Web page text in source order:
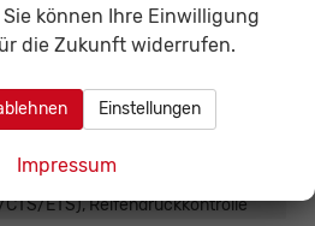
Elektronische Parkbremse
Antischlupfregelung (ASR),
Programm (ESP),
ETS), Reifendruckkontrolle
können Ihre Einwilligung
die Zukunft widerrufen.
Einstellungen
Impressum